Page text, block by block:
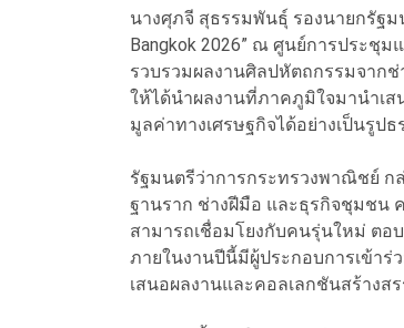
นางศุภจี สุธรรมพันธุ์ รองนายกรัฐม
Bangkok 2026” ณ ศูนย์การประชุ
รวบรวมผลงานศิลปหัตถกรรมจาก
ให้ได้นำผลงานที่ภาคภูมิใจมานำ
มูลค่าทางเศรษฐกิจได้อย่างเป็นรูปธ
รัฐมนตรีว่าการกระทรวงพาณิชย์ ก
ฐานราก ช่างฝีมือ และธุรกิจชุมชน
สามารถเชื่อมโยงกับคนรุ่นใหม่ ตอ
ภายในงานปีนี้มีผู้ประกอบการเข้าร่
เสนอผลงานและคอลเลกชันสร้างส